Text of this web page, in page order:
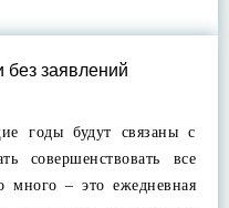
без заявлений
годы будут связаны с
совершенствовать все
много – это ежедневная